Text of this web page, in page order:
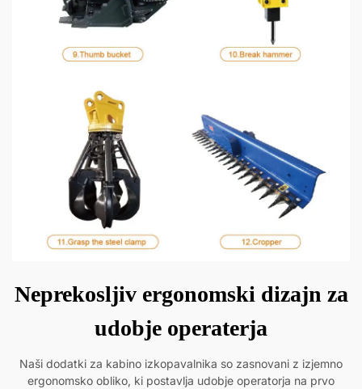
Neprekosljiv ergonomski dizajn za
udobje operaterja
Naši dodatki za kabino izkopavalnika so zasnovani z izjemno
ergonomsko obliko, ki postavlja udobje operatorja na prvo